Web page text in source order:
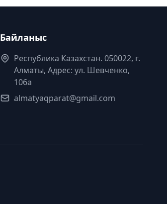
Байланыс
Республика Казахстан. 050022, г.
Алматы, Адрес: ул. Шевченко,
106а
almatyaqparat@gmail.com